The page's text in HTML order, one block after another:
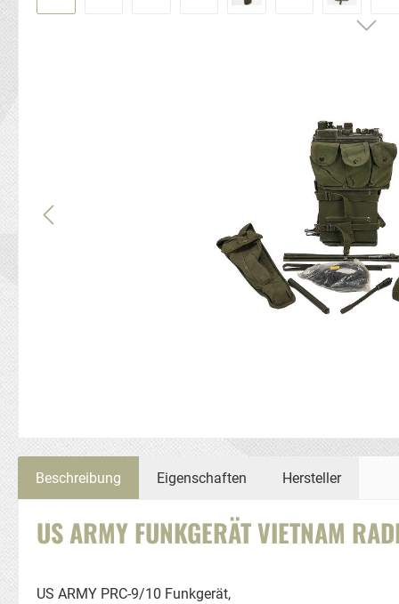
Beschreibung Eigenschaften Hersteller
US ARMY FUNKGERÄT VIETNAM
US ARMY PRC-9/10 Funkgerät,